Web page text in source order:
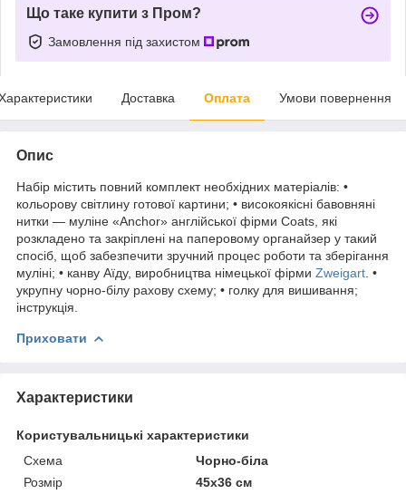
Що таке купити з Пром?
Замовлення під захистом
Доставка Оплата Умови повернення
Опис
Набір містить повний комплект необхідних матеріалів: •
кольорову світлину готової картини; • високоякісні бавовняні
нитки — муліне «Anchor» англійської фірми Coats, які
розкладено та закріплені на паперовому органайзер у такий
спосіб, щоб забезпечити зручний процес роботи та зберігання
муліні; • канву Аїду, виробництва німецької фірми Zweigart . •
укрупну чорно-білу рахову схему; • голку для вишивання;
інструкція.
Приховати
Характеристики
Користувальницькі характеристики
Схема
Чорно-біла
Розмір
45х36 см